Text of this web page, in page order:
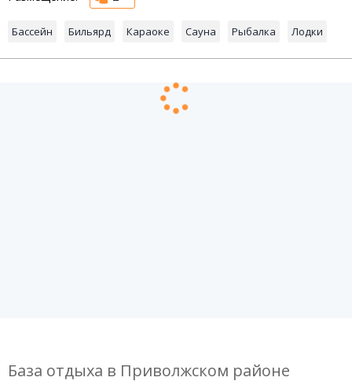
Бассейн Бильярд Караоке Сауна Рыбалка Лодки
База отдыха в Приволжском районе